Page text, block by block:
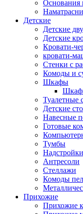
Основания
Детские
Детские
Детские
Кровати-
кровати-
Стенки с
Комоды и
Шкафы
Туалетные
Детские
Навесные
Готовые
Тумбы
Антресоли
Стеллажи
Комоды
Прихожие
Прихожие